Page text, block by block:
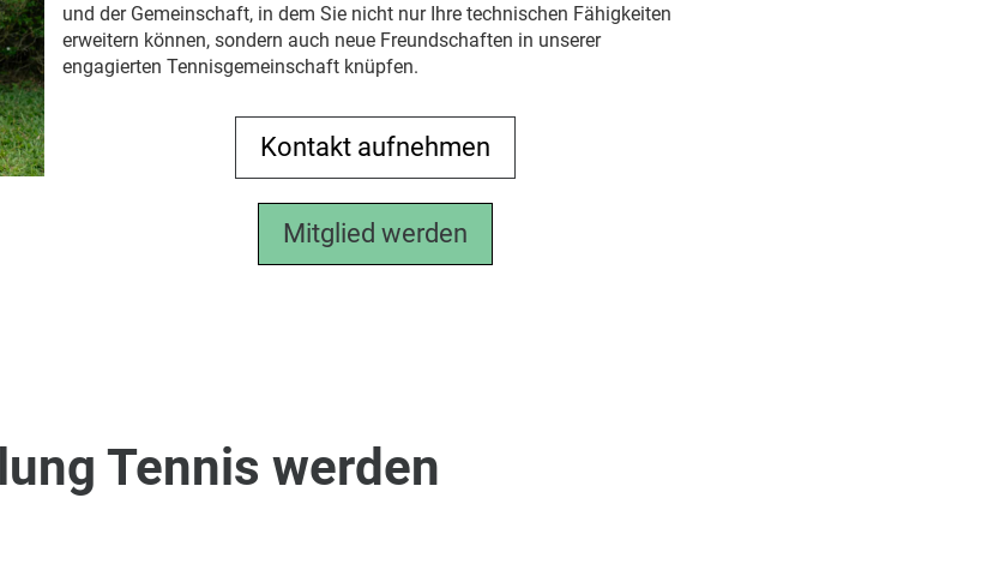
und der Gemeinschaft, in dem Sie nicht nur Ihre technischen Fähigkeiten
erweitern können, sondern auch neue Freundschaften in unserer
engagierten Tennisgemeinschaft knüpfen.
Kontakt aufnehmen
Mitglied werden
Tennis werden